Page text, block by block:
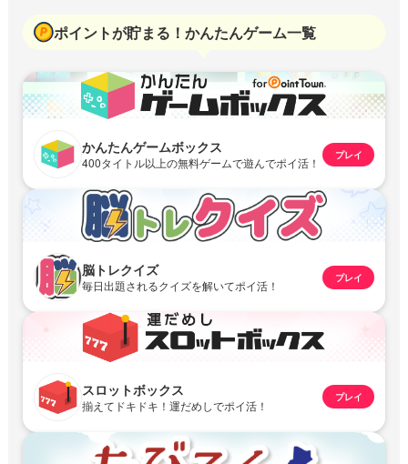
ポイントが貯まる！かんたんゲーム一覧
かんたんゲームボックス
400タイトル以上の無料ゲームで遊んでポイ活！
プレイ
脳トレクイズ
毎日出題されるクイズを解いてポイ活！
プレイ
スロットボックス
揃えてドキドキ！運だめしでポイ活！
プレイ